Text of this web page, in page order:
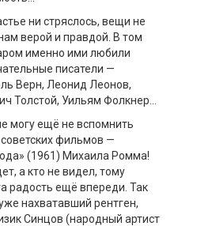
ни стряслось, вещи не
верой и правдой. В том
именно ими любили
писатели —
Верн, Леонид Леонов,
Толстой, Уильям Фолкнер…
могу ещё не вспомнить
фильмов —
(1961) Михаила Ромма!
а кто не видел, тому
радость ещё впереди. Так
нахватавший рентген,
Синцов (народный артист